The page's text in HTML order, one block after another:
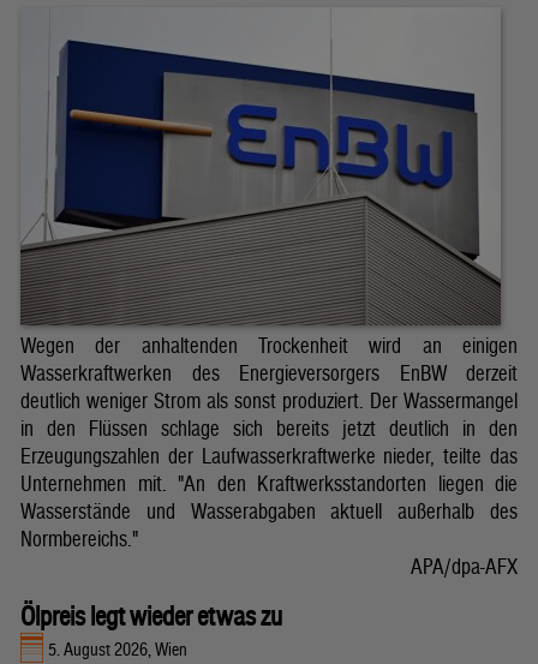
Wegen der anhaltenden Trockenheit wird an einigen
Wasserkraftwerken des Energieversorgers EnBW derzeit
deutlich weniger Strom als sonst produziert. Der Wassermangel
in den Flüssen schlage sich bereits jetzt deutlich in den
Erzeugungszahlen der Laufwasserkraftwerke nieder, teilte das
Unternehmen mit. "An den Kraftwerksstandorten liegen die
Wasserstände und Wasserabgaben aktuell außerhalb des
Normbereichs."
APA/dpa-AFX
Ölpreis legt wieder etwas zu
5. August 2026, Wien